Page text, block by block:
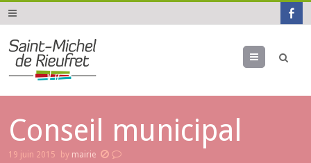
Menu
Conseil municipal
19 juin 2015 by mairie